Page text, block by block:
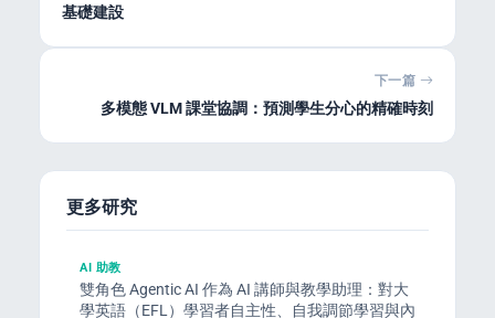
基礎建設
下一篇
多模態 VLM 課堂協調：預測學生分心的精確時刻
更多研究
AI 助教
雙角色 Agentic AI 作為 AI 講師與教學助理：對大
學英語（EFL）學習者自主性、自我調節學習與內